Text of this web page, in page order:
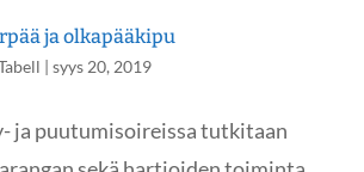
ja olkapääkipu
| syys 20, 2019
ja puutumisoireissa tutkitaan